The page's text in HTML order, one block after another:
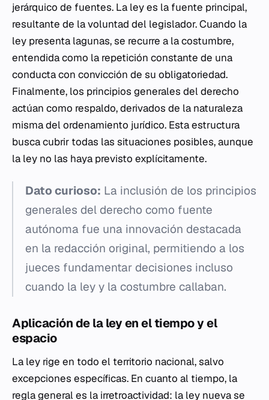
jerárquico de fuentes. La ley es la fuente principal,
resultante de la voluntad del legislador. Cuando la
ley presenta lagunas, se recurre a la costumbre,
entendida como la repetición constante de una
conducta con convicción de su obligatoriedad.
Finalmente, los principios generales del derecho
actúan como respaldo, derivados de la naturaleza
misma del ordenamiento jurídico. Esta estructura
busca cubrir todas las situaciones posibles, aunque
la ley no las haya previsto explícitamente.
Dato curioso: La inclusión de los principios
generales del derecho como fuente
autónoma fue una innovación destacada
en la redacción original, permitiendo a los
jueces fundamentar decisiones incluso
cuando la ley y la costumbre callaban.
Aplicación de la ley en el tiempo y el
espacio
La ley rige en todo el territorio nacional, salvo
excepciones específicas. En cuanto al tiempo, la
regla general es la irretroactividad: la ley nueva se